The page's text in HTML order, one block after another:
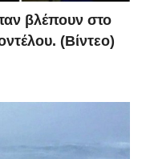
βλέπουν στο
(Βίντεο)